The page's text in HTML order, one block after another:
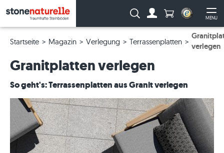
MENU
Suche: Anzahl
Startseite Magazin Verlegung Terrassenplatten
verlegen
Granitplatten verlegen
So geht's: Terrassenplatten aus Granit verlegen